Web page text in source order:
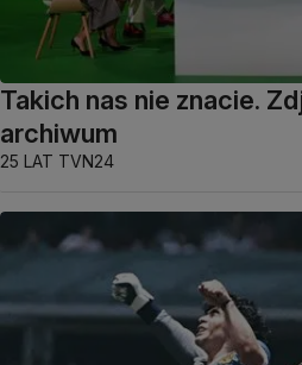
Takich nas nie znacie.
archiwum
25 LAT TVN24